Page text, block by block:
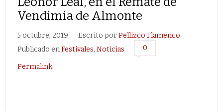
Vendimia de Almonte
5 octubre, 2019 Escrito porPellizco Flamenco
Publicado enFestivales, Noticias 0
Permalink